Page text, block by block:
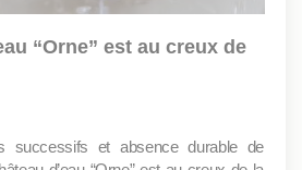
“Orne” est au creux de
successifs et absence durable de